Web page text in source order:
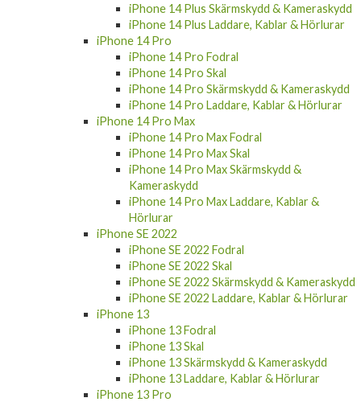
iPhone 14 Plus Skärmskydd & Kameraskydd
iPhone 14 Plus Laddare, Kablar & Hörlurar
iPhone 14 Pro
iPhone 14 Pro Fodral
iPhone 14 Pro Skal
iPhone 14 Pro Skärmskydd & Kameraskydd
iPhone 14 Pro Laddare, Kablar & Hörlurar
iPhone 14 Pro Max
iPhone 14 Pro Max Fodral
iPhone 14 Pro Max Skal
iPhone 14 Pro Max Skärmskydd &
Kameraskydd
iPhone 14 Pro Max Laddare, Kablar &
Hörlurar
iPhone SE 2022
iPhone SE 2022 Fodral
iPhone SE 2022 Skal
iPhone SE 2022 Skärmskydd & Kameraskydd
iPhone SE 2022 Laddare, Kablar & Hörlurar
iPhone 13
iPhone 13 Fodral
iPhone 13 Skal
iPhone 13 Skärmskydd & Kameraskydd
iPhone 13 Laddare, Kablar & Hörlurar
iPhone 13 Pro